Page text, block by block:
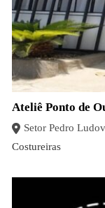
Ateliê Ponto de
Setor Pedro
Costureiras